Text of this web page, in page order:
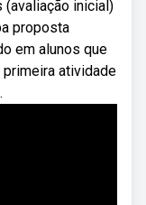
inicial)
proposta
em alunos que
atividade